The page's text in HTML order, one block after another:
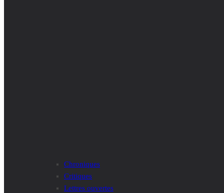
Chroniques
Critiques
Lettres ouvertes